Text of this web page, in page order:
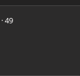
·49